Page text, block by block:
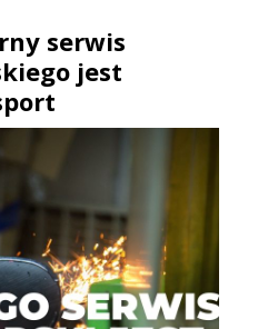
serwis
jest